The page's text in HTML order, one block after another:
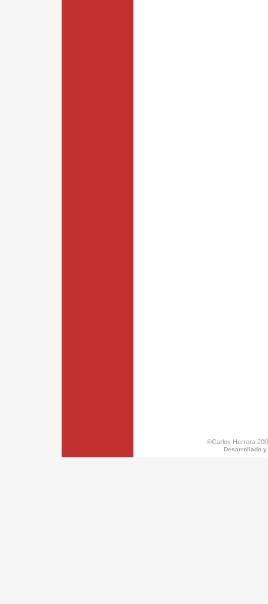
©Carlos Herrera
Desarrollado